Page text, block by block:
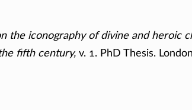
the iconography of divine and heroic
fifth century,v. 1. PhD Thesis.